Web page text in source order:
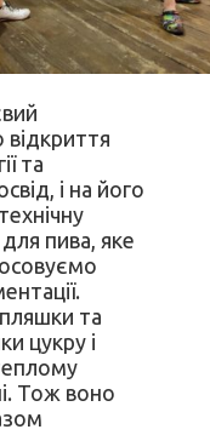
та
і на його
пива, яке
та
цукру і
Тож воно